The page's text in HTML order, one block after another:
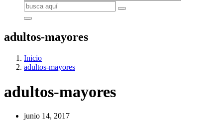
Buscar:
adultos-mayores
Inicio
adultos-mayores
adultos-mayores
junio 14, 2017